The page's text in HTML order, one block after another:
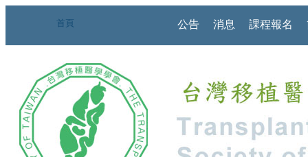
首頁 公告 消息 課程報名